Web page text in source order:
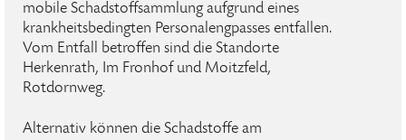
mobile Schadstoffsammlung aufgrund eines
krankheitsbedingten Personalengpasses entfallen.
Vom Entfall betroffen sind die Standorte
Herkenrath, Im Fronhof und Moitzfeld,
Rotdornweg.
Alternativ können die Schadstoffe am